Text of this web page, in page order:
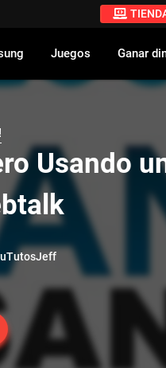
Juegos Ganar
Usando